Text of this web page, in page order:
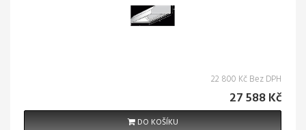
22 800 Kč Bez DPH
27 588 Kč
DO KOŠÍKU